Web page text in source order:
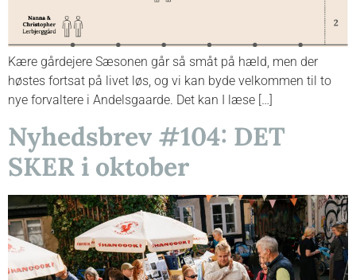
Kære gårdejere Sæsonen går så småt på hæld, men der
høstes fortsat på livet løs, og vi kan byde velkommen til to
nye forvaltere i Andelsgaarde. Det kan I læse […]
Nyhedsbrev #104: DET
SKER i oktober